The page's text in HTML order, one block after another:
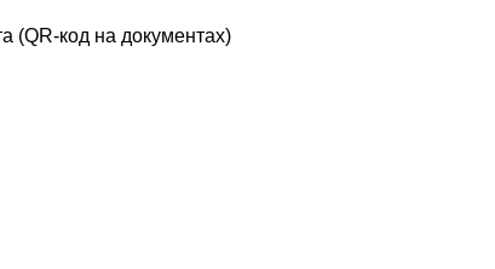
(QR-код на документах)